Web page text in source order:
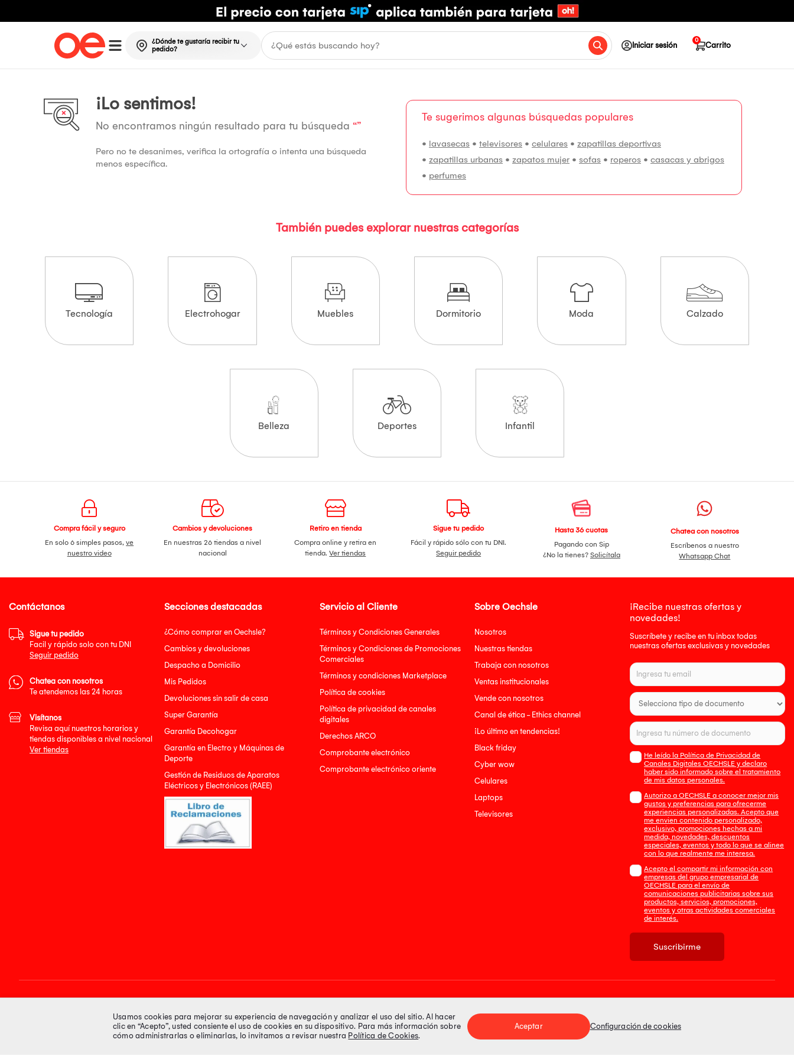
¿Dónde te gustaría recibir tu
pedido?
Iniciar sesión Carrito
0
¡Lo sentimos!
No encontramos ningún resultado para tu búsqueda “”
Pero no te desanimes, verifica la ortografía o intenta una búsqueda
menos específica.
Te sugerimos algunas búsquedas populares
• lavasecas • televisores • celulares • zapatillas deportivas
• zapatillas urbanas • zapatos mujer • sofas • roperos • casacas y abrigos
• perfumes
También puedes explorar nuestras categorías
Tecnología Electrohogar Muebles Dormitorio Moda Calzado
Belleza Deportes Infantil
Compra fácil y seguro
En solo 6 simples pasos,ve
nuestro video
Cambios y devoluciones
En nuestras 26 tiendas a nivel
nacional
Retiro en tienda
Compra online y retira en
tienda.Ver tiendas
Sigue tu pedido
Fácil y rápido sólo con tu DNI.
Seguir pedido
Hasta 36 cuotas
Pagando con Sip
¿No la tienes? Solicítala
Chatea con nosotros
Escríbenos a nuestro
Whatsapp Chat
Secciones destacadas
¿Cómo comprar en Oechsle?
Cambios y devoluciones
Despacho a Domicilio
Mis Pedidos
Devoluciones sin salir de casa
Super Garantía
Garantía Decohogar
Garantía en Electro y Máquinas de
Deporte
Gestión de Residuos de Aparatos
Eléctricos y Electrónicos (RAEE)
Servicio al Cliente
Términos y Condiciones Generales
Términos y Condiciones de Promociones
Comerciales
Términos y condiciones Marketplace
Política de cookies
Política de privacidad de canales
digitales
Derechos ARCO
Comprobante electrónico
Comprobante electrónico oriente
Sobre Oechsle
Nosotros
Nuestras tiendas
Trabaja con nosotros
Ventas institucionales
Vende con nosotros
Canal de ética - Ethics channel
¡Lo último en tendencias!
Black friday
Cyber wow
Celulares
Laptops
Televisores
¡Recibe nuestras ofertas y
novedades!
Suscríbete y recibe en tu inbox todas
nuestras ofertas exclusivas y novedades
He leído la Política de Privacidad de
Canales Digitales OECHSLE y declaro
haber sido informado sobre el tratamiento
de mis datos personales.
Autorizo a OECHSLE a conocer mejor mis
gustos y preferencias para ofrecerme
experiencias personalizadas. Acepto que
me envien contenido personalizado,
exclusivo, promociones hechas a mi
medida, novedades, descuentos
especiales, eventos y todo lo que se alinee
con lo que realmente me interesa.
Acepto el compartir mi información con
empresas del grupo empresarial de
OECHSLE para el envío de
comunicaciones publicitarias sobre sus
productos, servicios, promociones,
eventos y otras actividades comerciales
de interés.
Suscribirme
Contáctanos
Sigue tu pedido
Facil y rápido solo con tu DNI
Seguir pedido
Chatea con nosotros
Te atendemos las 24 horas
Visítanos
Revisa aquí nuestros horarios y
tiendas disponibles a nivel nacional
Ver tiendas
Síguenos en Medios de pago Tienda 100% Segura
Usamos cookies para mejorar su experiencia de navegación y analizar el uso del sitio. Al hacer
clic en “Acepto”, usted consiente el uso de cookies en su dispositivo. Para más información sobre
cómo administrarlas o eliminarlas, lo invitamos a revisar nuestra Política de Cookies.
Aceptar Configuración de cookies